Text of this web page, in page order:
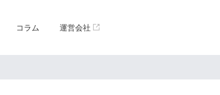
コラム 運営会社